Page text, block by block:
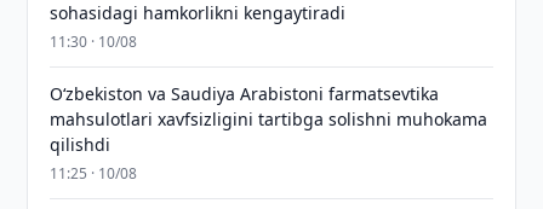
sohasidagi hamkorlikni kengaytiradi
11:30 · 10/08
Oʻzbekiston va Saudiya Arabistoni farmatsevtika
mahsulotlari xavfsizligini tartibga solishni muhokama
qilishdi
11:25 · 10/08